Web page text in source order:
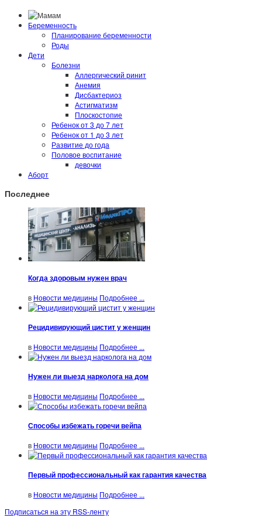
Беременность
Планирование беременности
Роды
Дети
Болезни
Аллергический ринит
Анемия
Дисбактериоз
Астигматизм
Плоскостопие
Ребенок от 3 до 7 лет
Ребенок от 1 до 3 лет
Развитие до года
Половое воспитание
девочки
Аборт
Последнее
Когда здоровым нужен врач
в Новости медицины Подробнее ...
Рецидивирующий цистит у женщин
в Новости медицины Подробнее ...
Нужен ли выезд нарколога на дом
в Новости медицины Подробнее ...
Способы избежать горечи вейпа
в Новости медицины Подробнее ...
Первый профессиональный как гарантия качества
в Новости медицины Подробнее ...
Подписаться на эту RSS-ленту